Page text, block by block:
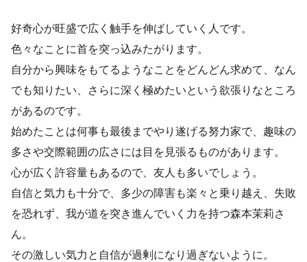
好奇心が旺盛で広く触手を伸ばしていく人です。
色々なことに首を突っ込みたがります。
自分から興味をもてるようなことをどんどん求めて、なん
でも知りたい、さらに深く極めたいという欲張りなところ
があるのです。
始めたことは何事も最後までやり遂げる努力家で、趣味の
多さや交際範囲の広さには目を見張るものがあります。
心が広く許容量もあるので、友人も多いでしょう。
自信と気力も十分で、多少の障害も楽々と乗り越え、失敗
を恐れず、我が道を突き進んでいく力を持つ森本茉莉さ
ん。
その激しい気力と自信が過剰になり過ぎないように。